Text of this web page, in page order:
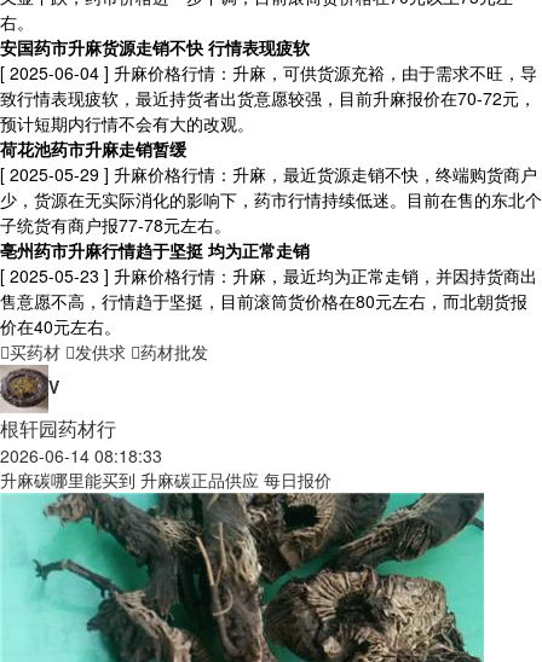
右。
安国药市升麻货源走销不快 行情表现疲软
[ 2025-06-04 ] 升麻价格行情：升麻，可供货源充裕，由于需求不旺，导
致行情表现疲软，最近持货者出货意愿较强，目前升麻报价在70-72元，
预计短期内行情不会有大的改观。
荷花池药市升麻走销暂缓
[ 2025-05-29 ] 升麻价格行情：升麻，最近货源走销不快，终端购货商户
少，货源在无实际消化的影响下，药市行情持续低迷。目前在售的东北个
子统货有商户报77-78元左右。
亳州药市升麻行情趋于坚挺 均为正常走销
[ 2025-05-23 ] 升麻价格行情：升麻，最近均为正常走销，并因持货商出
售意愿不高，行情趋于坚挺，目前滚筒货价格在80元左右，而北朝货报
价在40元左右。
买药材 发供求 药材批发
V
根轩园药材行
2026-06-14 08:18:33
升麻碳哪里能买到 升麻碳正品供应 每日报价